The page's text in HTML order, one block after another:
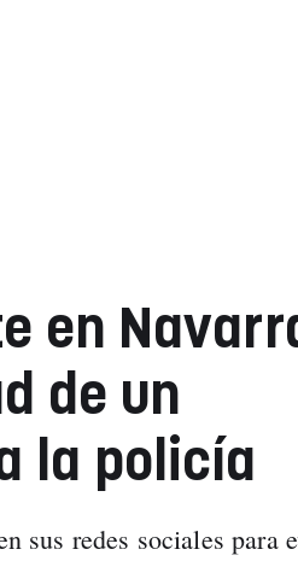
en
de un
la policía
sus redes sociales para